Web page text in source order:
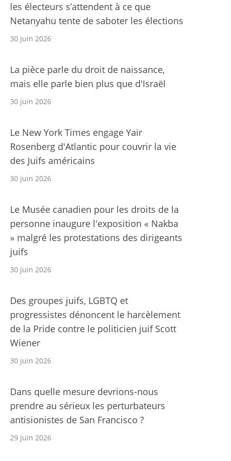
les électeurs s’attendent à ce que
Netanyahu tente de saboter les élections
30 juin 2026
La pièce parle du droit de naissance,
mais elle parle bien plus que d'Israël
30 juin 2026
Le New York Times engage Yair
Rosenberg d'Atlantic pour couvrir la vie
des Juifs américains
30 juin 2026
Le Musée canadien pour les droits de la
personne inaugure l'exposition « Nakba
» malgré les protestations des dirigeants
juifs
30 juin 2026
Des groupes juifs, LGBTQ et
progressistes dénoncent le harcèlement
de la Pride contre le politicien juif Scott
Wiener
30 juin 2026
Dans quelle mesure devrions-nous
prendre au sérieux les perturbateurs
antisionistes de San Francisco ?
29 juin 2026